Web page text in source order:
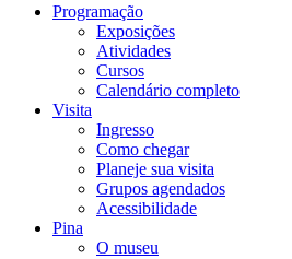
Programação
Exposições
Atividades
Cursos
Calendário completo
Visita
Ingresso
Como chegar
Planeje sua visita
Grupos agendados
Acessibilidade
Pina
O museu